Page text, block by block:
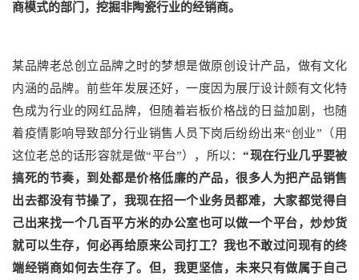
商模式的部门，挖掘非陶瓷行业的经销商。
某品牌老总创立品牌之时的梦想是做原创设计产品，做有文化
内涵的品牌。前些年发展还好，一度因为展厅设计颇有文化特
色成为行业的网红品牌，但随着岩板价格战的日益加剧，也随
着疫情影响导致部分行业销售人员下岗后纷纷出来“创业”（用
这位老总的话形容就是做“平台”），所以：“现在行业几乎要被
搞死的节奏，到处都是价格低廉的产品，很多人为把产品销售
出去都没有节操了，我现在招一个业务员都难，大家都觉得自
己出来找一个几百平方米的办公室也可以做一个平台，炒炒货
就可以生存，何必再给原来公司打工？我也不敢过问现有的终
端经销商如何去生存了。但，我更坚信，未来只有做属于自己